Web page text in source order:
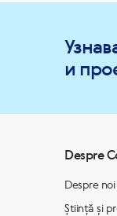
и
Despre
Despre noi
Știință și